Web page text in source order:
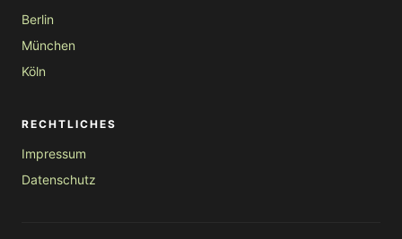
Berlin
München
Köln
RECHTLICHES
Impressum
Datenschutz